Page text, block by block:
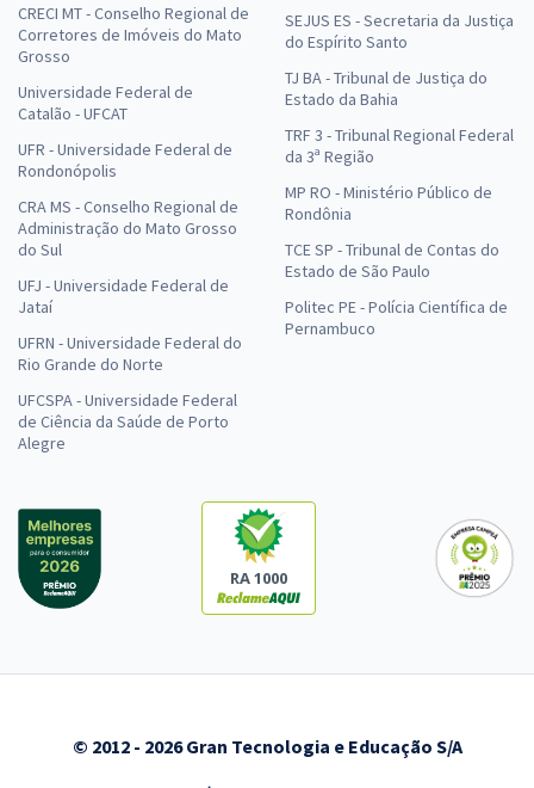
CRECI MT - Conselho Regional de
Corretores de Imóveis do Mato
Grosso
Universidade Federal de
Catalão - UFCAT
UFR - Universidade Federal de
Rondonópolis
CRA MS - Conselho Regional de
Administração do Mato Grosso
do Sul
UFJ - Universidade Federal de
Jataí
UFRN - Universidade Federal do
Rio Grande do Norte
UFCSPA - Universidade Federal
de Ciência da Saúde de Porto
Alegre
SEJUS ES - Secretaria da Justiça
do Espírito Santo
TJ BA - Tribunal de Justiça do
Estado da Bahia
TRF 3 - Tribunal Regional Federal
da 3ª Região
MP RO - Ministério Público de
Rondônia
TCE SP - Tribunal de Contas do
Estado de São Paulo
Politec PE - Polícia Científica de
Pernambuco
RA 1000
© 2012 - 2026 Gran Tecnologia e Educação S/A